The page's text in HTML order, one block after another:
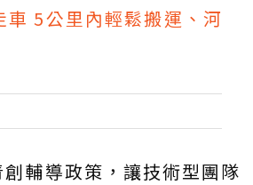
車 5公里內輕鬆搬運、河
輔導政策，讓技術型團隊